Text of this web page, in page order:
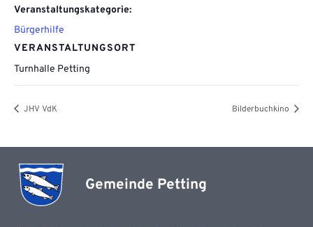
Veranstaltungskategorie:
Bürgerhilfe
VERANSTALTUNGSORT
Turnhalle Petting
JHV VdK Bilderbuchkino
Gemeinde Petting